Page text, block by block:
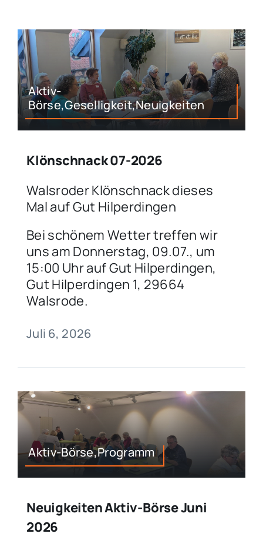
Aktivitäten
Veranstaltungen
Sonstiges
Aktiv-
Börse,Geselligkeit,Neuigkeiten
Klönschnack 07-2026
Walsroder Klönschnack dieses
Mal auf Gut Hilperdingen
Bei schönem Wetter treffen wir
uns am Donnerstag, 09.07., um
15:00 Uhr auf Gut Hilperdingen,
Gut Hilperdingen 1, 29664
Walsrode.
Juli 6, 2026
Aktiv-Börse,Programm
Neuigkeiten Aktiv-Börse Juni
2026